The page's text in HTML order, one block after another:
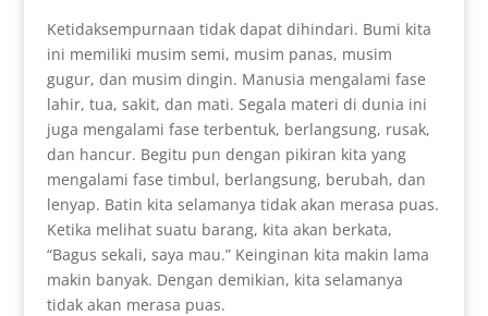
Ketidaksempurnaan tidak dapat dihindari. Bumi kita
ini memiliki musim semi, musim panas, musim
gugur, dan musim dingin. Manusia mengalami fase
lahir, tua, sakit, dan mati. Segala materi di dunia ini
juga mengalami fase terbentuk, berlangsung, rusak,
dan hancur. Begitu pun dengan pikiran kita yang
mengalami fase timbul, berlangsung, berubah, dan
lenyap. Batin kita selamanya tidak akan merasa puas.
Ketika melihat suatu barang, kita akan berkata,
“Bagus sekali, saya mau.” Keinginan kita makin lama
makin banyak. Dengan demikian, kita selamanya
tidak akan merasa puas.